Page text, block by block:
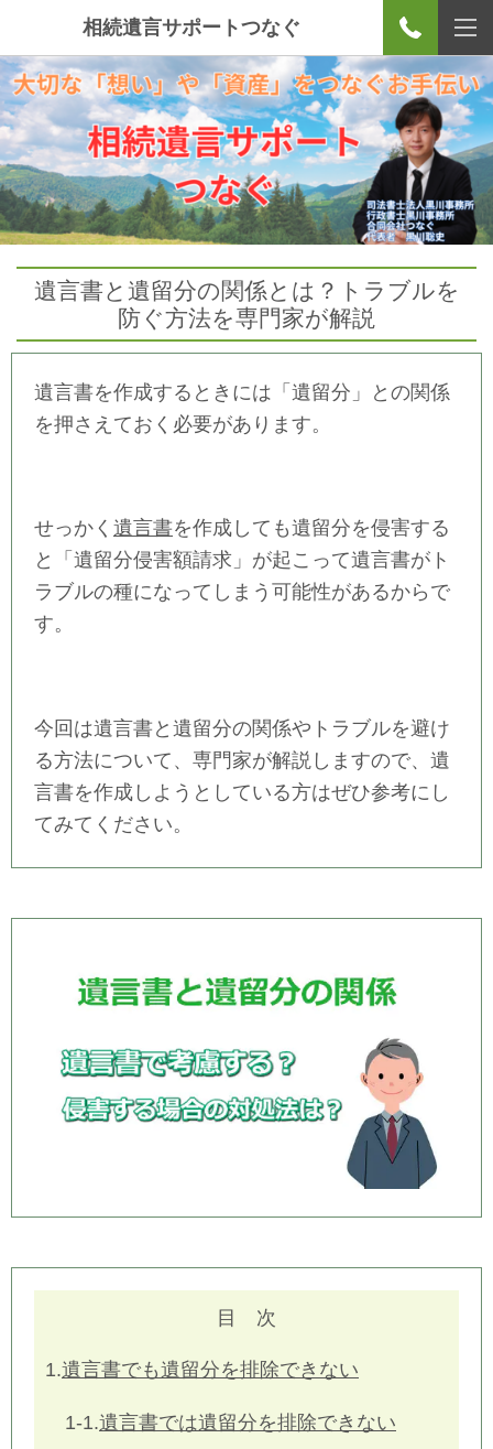
相続遺言サポートつなぐ
遺言書と遺留分の関係とは？トラブルを
防ぐ方法を専門家が解説
遺言書を作成するときには「遺留分」との関係
を押さえておく必要があります。
せっかく 遺言書を作成しても遺留分を侵害する
と「遺留分侵害額請求」が起こって遺言書がト
ラブルの種になってしまう可能性があるからで
す。
今回は遺言書と遺留分の関係やトラブルを避け
る方法について、専門家が解説しますので、遺
言書を作成しようとしている方はぜひ参考にし
てみてください。
目 次
1.遺言書でも遺留分を排除できない
1-1.遺言書では遺留分を排除できない